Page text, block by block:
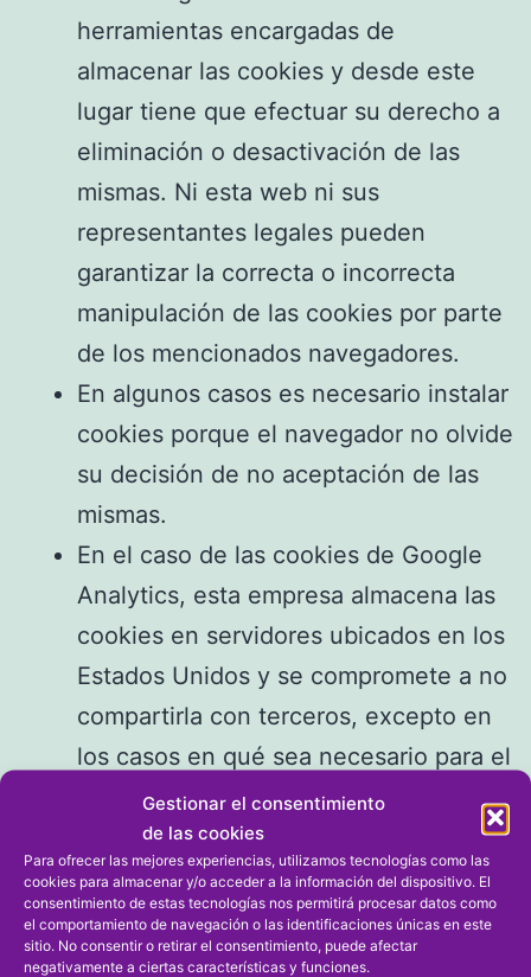
Gestionar el consentimiento
de las cookies
Para ofrecer las mejores experiencias, utilizamos tecnologías como las
cookies para almacenar y/o acceder a la información del dispositivo. El
consentimiento de estas tecnologías nos permitirá procesar datos como
el comportamiento de navegación o las identificaciones únicas en este
sitio. No consentir o retirar el consentimiento, puede afectar
negativamente a ciertas características y funciones.
herramientas encargadas de
almacenar las cookies y desde este
lugar tiene que efectuar su derecho a
eliminación o desactivación de las
mismas. Ni esta web ni sus
representantes legales pueden
garantizar la correcta o incorrecta
manipulación de las cookies por parte
de los mencionados navegadores.
En algunos casos es necesario instalar
cookies porque el navegador no olvide
su decisión de no aceptación de las
mismas.
En el caso de las cookies de Google
Analytics, esta empresa almacena las
cookies en servidores ubicados en los
Estados Unidos y se compromete a no
compartirla con terceros, excepto en
los casos en qué sea necesario para el
funcionamiento del sistema o cuando
la ley obligo a este efecto. Según
Google, no guarda su dirección IP.
Google Inc. es una compañía adherida
en el Acuerdo de Puerto Seguro que